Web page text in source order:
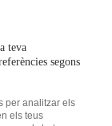
teva
segons
per analitzar els
els teus